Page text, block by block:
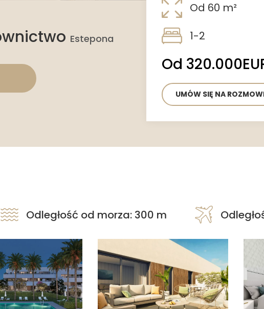
Estepona
Od 60 m²
1-2
Od
UMÓW SIĘ NA
Odległość od morza: 300 m